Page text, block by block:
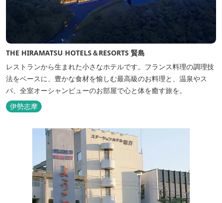
THE HIRAMATSU HOTELS＆RESORTS 賢島
レストランから生まれた小さなホテルです。フランス料理の調理技
法をベースに、豊かな食材を愉しむ最高級のお料理と、温泉やス
パ、全室オーシャンビューのお部屋で心と体を癒す旅を。
伊勢志摩